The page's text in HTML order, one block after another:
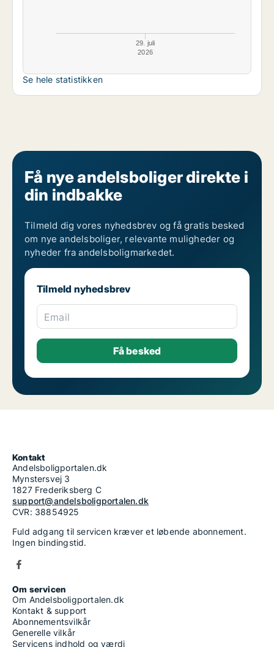
29. juli
2026
Se hele statistikken
Få nye andelsboliger direkte i
din indbakke
Tilmeld dig vores nyhedsbrev og få gratis besked
om nye andelsboliger, relevante muligheder og
nyheder fra andelsboligmarkedet.
Tilmeld nyhedsbrev
Email
Kontakt
Andelsboligportalen.dk
Mynstersvej 3
1827 Frederiksberg C
support@andelsboligportalen.dk
CVR: 38854925
Fuld adgang til servicen kræver et løbende abonnement.
Ingen bindingstid.
Om servicen
Om Andelsboligportalen.dk
Kontakt & support
Abonnementsvilkår
Generelle vilkår
Servicens indhold og værdi